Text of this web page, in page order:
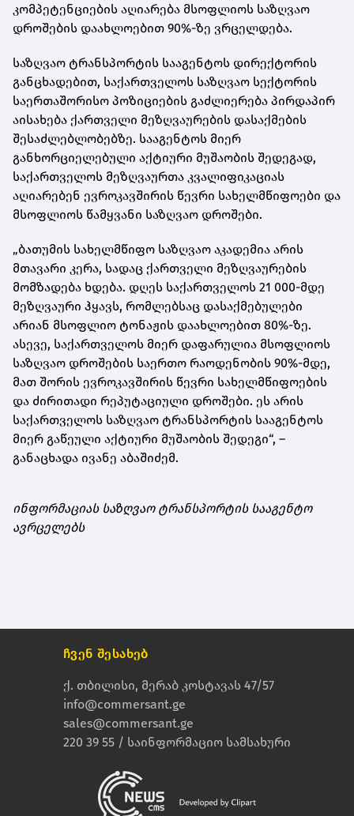
კომპეტენციების აღიარება მსოფლიოს საზღვაო
დროშების დაახლოებით 90%-ზე ვრცელდება.
საზღვაო ტრანსპორტის სააგენტოს დირექტორის
განცხადებით, საქართველოს საზღვაო სექტორის
საერთაშორისო პოზიციების გაძლიერება პირდაპირ
აისახება ქართველი მეზღვაურების დასაქმების
შესაძლებლობებზე. სააგენტოს მიერ
განხორციელებული აქტიური მუშაობის შედეგად,
საქართველოს მეზღვაურთა კვალიფიკაციას
აღიარებენ ევროკავშირის წევრი სახელმწიფოები და
მსოფლიოს წამყვანი საზღვაო დროშები.
„ბათუმის სახელმწიფო საზღვაო აკადემია არის
მთავარი კერა, სადაც ქართველი მეზღვაურების
მომზადება ხდება. დღეს საქართველოს 21 000-მდე
მეზღვაური ჰყავს, რომლებსაც დასაქმებულები
არიან მსოფლიო ტონაჟის დაახლოებით 80%-ზე.
ასევე, საქართველოს მიერ დაფარულია მსოფლიოს
საზღვაო დროშების საერთო რაოდენობის 90%-მდე,
მათ შორის ევროკავშირის წევრი სახელმწიფოების
და ძირითადი რეპუტაციული დროშები. ეს არის
საქართველოს საზღვაო ტრანსპორტის სააგენტოს
მიერ გაწეული აქტიური მუშაობის შედეგი“, –
განაცხადა ივანე აბაშიძემ.
ინფორმაციას საზღვაო ტრანსპორტის სააგენტო
ავრცელებს
ჩვენ შესახებ
ქ. თბილისი, მერაბ კოსტავას 47/57
info@commersant.ge
sales@commersant.ge
220 39 55 / საინფორმაციო სამსახური